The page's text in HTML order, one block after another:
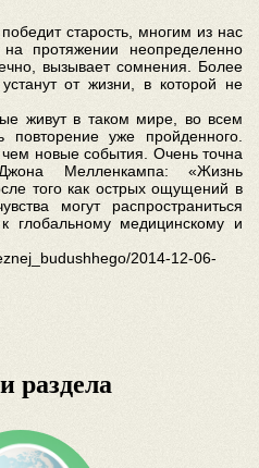
старость, многим из нас
протяжении неопределенно
вызывает сомнения. Более
от жизни, в которой не
живут в таком мире, во всем
повторение уже пройденного.
новые события. Очень точна
Мелленкампа: «Жизнь
того как острых ощущений в
могут распространиться
глобальному медицинскому и
2014-12-06-
раздела